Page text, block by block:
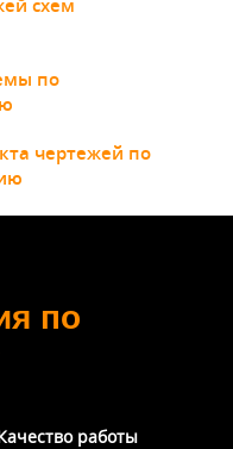
схем
по
чертежей по
по
работы